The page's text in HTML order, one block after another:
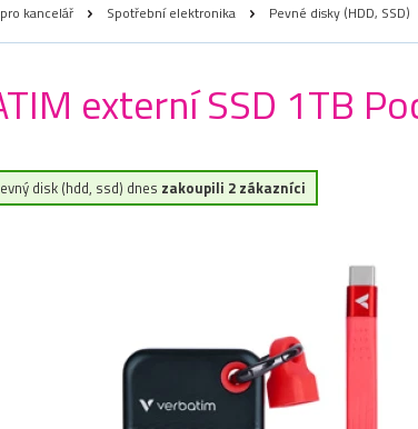
kancelář Spotřební elektronika Pevné disky (HDD, SSD)
externí SSD 1TB
disk (hdd, ssd) dnes zakoupili 2 zákazníci